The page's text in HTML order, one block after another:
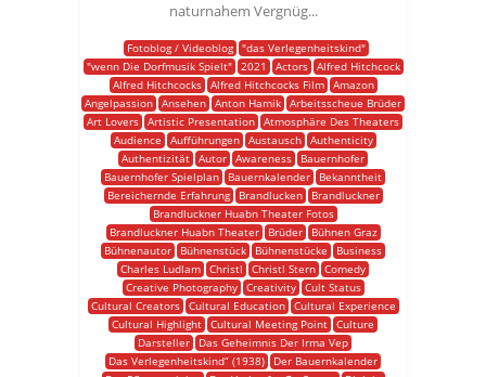
naturnahem Vergnüg...
Fotoblog / Videoblog
"das Verlegenheitskind"
"wenn Die Dorfmusik Spielt"
2021 Actors
Alfred Hitchcock
Alfred Hitchcocks
Alfred Hitchcocks Film
Amazon
Angelpassion Ansehen Anton Hamik Arbeitsscheue Brüder
Art Lovers Artistic Presentation Atmosphäre Des Theaters
Audience
Aufführungen Austausch
Authenticity
Authentizität Autor Awareness
Bauernhofer
Bauernhofer Spielplan
Bauernkalender
Bekanntheit
Bereichernde Erfahrung
Brandlucken
Brandluckner
Brandluckner Huabn Theater Fotos
Brandluckner Huabn Theater
Brüder
Bühnen Graz
Bühnenautor
Bühnenstück Bühnenstücke
Business
Charles Ludlam Christl Christl Stern Comedy
Creative Photography
Creativity
Cult Status
Cultural Creators
Cultural Education
Cultural Experience
Cultural Highlight Cultural Meeting Point Culture
Darsteller
Das Geheimnis Der Irma Vep
Das Verlegenheitskind“ (1938)
Der Bauernkalender